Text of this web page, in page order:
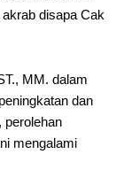
disapa Cak
MM. dalam
dan
perolehan
mengalami